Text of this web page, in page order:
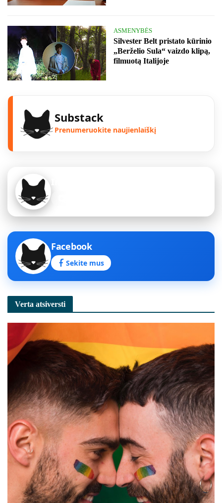
ASMENYBĖS
Silvester Belt pristato kūrinio
„Berželio Sula“ vaizdo klipą,
filmuotą Italijoje
Substack
Prenumeruokite naujienlaiškį
Facebook
Sekite mus
Verta atsiversti